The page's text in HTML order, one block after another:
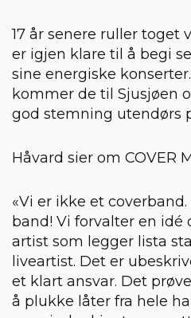
17 år senere ruller toget
er igjen klare til å begi
sine energiske
kommer de til Sjusjøen
god stemning utendørs
Håvard sier om COVER
«Vi er ikke et coverband.
band! Vi forvalter en idé
artist som legger lista
liveartist. Det er
et klart ansvar. Det
å plukke låter fra hele